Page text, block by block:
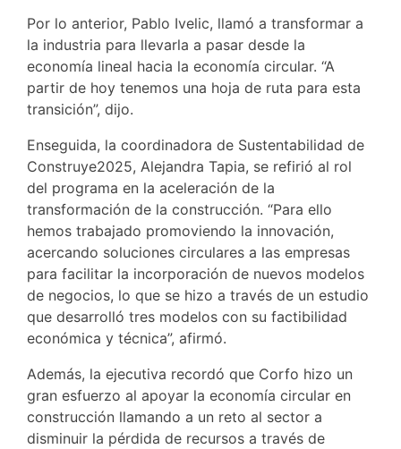
Por lo anterior, Pablo Ivelic, llamó a transformar a
la industria para llevarla a pasar desde la
economía lineal hacia la economía circular. “A
partir de hoy tenemos una hoja de ruta para esta
transición”, dijo.
Enseguida, la coordinadora de Sustentabilidad de
Construye2025, Alejandra Tapia, se refirió al rol
del programa en la aceleración de la
transformación de la construcción. “Para ello
hemos trabajado promoviendo la innovación,
acercando soluciones circulares a las empresas
para facilitar la incorporación de nuevos modelos
de negocios, lo que se hizo a través de un estudio
que desarrolló tres modelos con su factibilidad
económica y técnica”, afirmó.
Además, la ejecutiva recordó que Corfo hizo un
gran esfuerzo al apoyar la economía circular en
construcción llamando a un reto al sector a
disminuir la pérdida de recursos a través de